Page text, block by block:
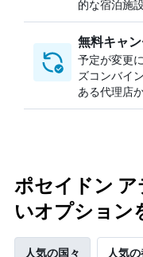
的な宿泊施
無料キャ
予定が変更
ズコンバイ
ある代理店
ポセイドン
いオプション
人気の国々 人気